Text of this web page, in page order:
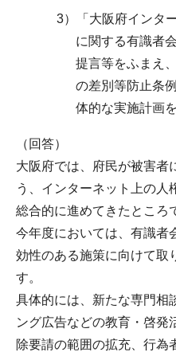
3）「大阪府インタ
に関する有識者
提言等をふまえ
の差別等防止条
体的な実施計画
（回答）
大阪府では、府民が被害者
う、インターネット上の人
総合的に進めてきたところ
今年度においては、有識者
効性のある施策に向けて取
す。
具体的には、新たな専門相
ング広告などの教育・啓発
除要請の範囲の拡充、行為